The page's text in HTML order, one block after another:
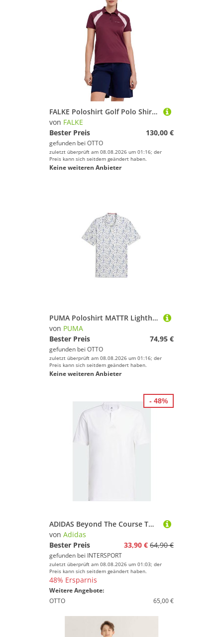
FALKE Poloshirt Golf Polo Shirt (1-tlg., 1)
von FALKE
Bester Preis
130,00 €
gefunden bei OTTO
zuletzt überprüft am 08.08.2026 um 01:16; der
Preis kann sich seitdem geändert haben.
Keine weiteren Anbieter
PUMA Poloshirt MATTR Lighthouse Golfpolo Herren
von PUMA
Bester Preis
74,95 €
gefunden bei OTTO
zuletzt überprüft am 08.08.2026 um 01:16; der
Preis kann sich seitdem geändert haben.
Keine weiteren Anbieter
ADIDAS Beyond The Course Twistknit Range Shirt
von Adidas
Bester Preis
33,90 € 64,90 €
gefunden bei INTERSPORT
zuletzt überprüft am 08.08.2026 um 01:03; der
Preis kann sich seitdem geändert haben.
48% Ersparnis
Weitere Angebote:
OTTO
65,00 €
- 48%